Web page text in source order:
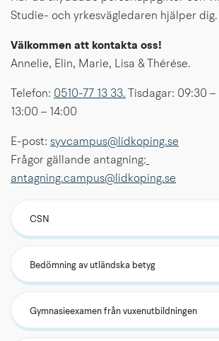
Studie- och yrkesvägledaren hjälper dig.
Välkommen att kontakta oss!
Annelie, Elin, Marie, Lisa & Thérése.
Telefon: 0510-77 13 33. Tisdagar: 09:30 –
13:00 – 14:00
E-post: syvcampus@lidkoping.se
Frågor gällande antagning:
antagning.campus@lidkoping.se
CSN
Bedömning av utländska betyg
Gymnasieexamen från vuxenutbildningen